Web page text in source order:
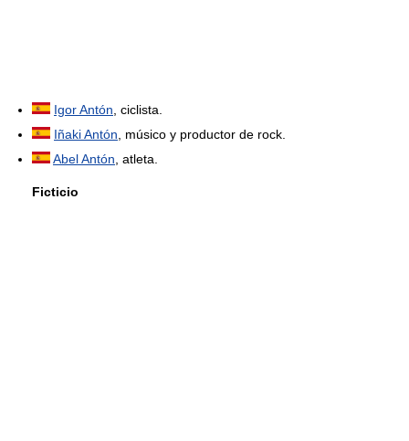
Igor Antón , ciclista.
Iñaki Antón , músico y productor de rock.
Abel Antón , atleta.
Ficticio